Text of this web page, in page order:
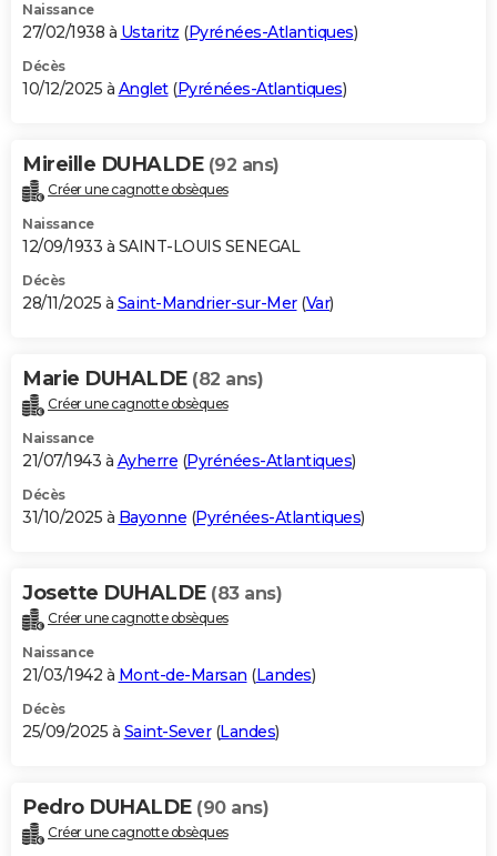
Naissance
27/02/1938 à Ustaritz (Pyrénées-Atlantiques)
Décès
10/12/2025 à Anglet(Pyrénées-Atlantiques)
Mireille DUHALDE (92 ans)
Créer une cagnotte obsèques
Naissance
12/09/1933 à SAINT-LOUIS SENEGAL
Décès
28/11/2025 à Saint-Mandrier-sur-Mer(Var)
Marie DUHALDE (82 ans)
Créer une cagnotte obsèques
Naissance
21/07/1943 à Ayherre (Pyrénées-Atlantiques)
Décès
31/10/2025 à Bayonne (Pyrénées-Atlantiques)
Josette DUHALDE (83 ans)
Créer une cagnotte obsèques
Naissance
21/03/1942 à Mont-de-Marsan (Landes)
Décès
25/09/2025 à Saint-Sever(Landes)
Pedro DUHALDE (90 ans)
Créer une cagnotte obsèques